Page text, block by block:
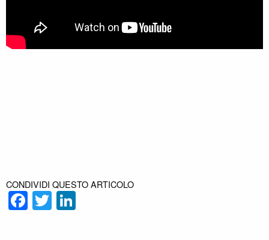
CONDIVIDI QUESTO ARTICOLO
Facebook
TwitterLinkedIn